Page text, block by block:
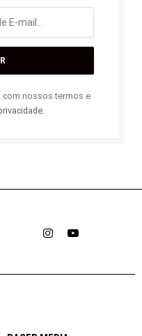
com nossos termos e
.
InstagramYouTube